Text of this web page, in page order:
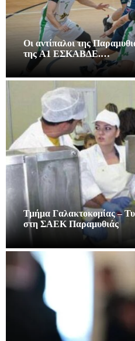
Οι αντίπαλοι της
της A1 ΕΣΚΑΒΔΕ.…
Τμήμα Γαλακτοκομίας –
στη ΣΑΕΚ Παραμυθιάς